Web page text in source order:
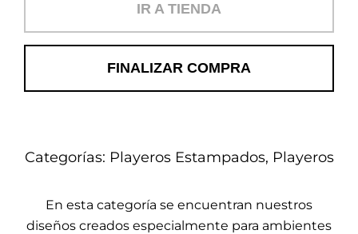
cantidad
IR A TIENDA
FINALIZAR COMPRA
Categorías: Playeros Estampados, Playeros
En esta categoría se encuentran nuestros
diseños creados especialmente para ambientes